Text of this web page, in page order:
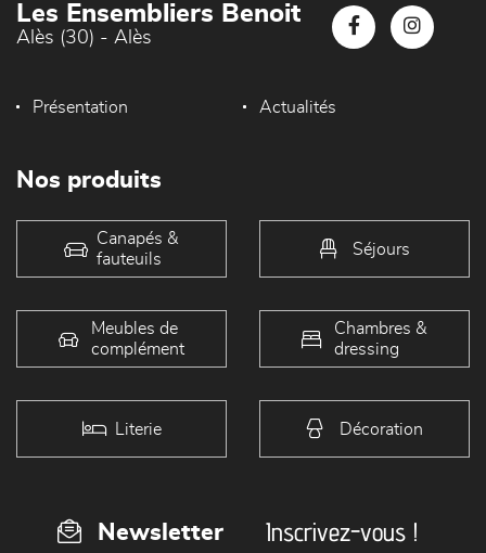
Les Ensembliers Benoit
Alès (30) - Alès
Présentation Actualités
Nos produits
Canapés &
fauteuils
Séjours
Meubles de
complément
Chambres &
dressing
Literie Décoration
Newsletter Inscrivez-vous !